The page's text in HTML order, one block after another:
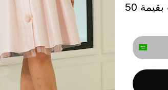
وفر أكثر! خصم 25٪ عند الطلب بقيمة 50
phone